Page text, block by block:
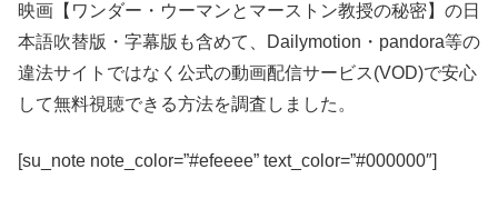
映画【ワンダー・ウーマンとマーストン教授の秘密】の日
本語吹替版・字幕版も含めて、Dailymotion・pandora等の
違法サイトではなく公式の動画配信サービス(VOD)で安心
して無料視聴できる方法を調査しました。
[su_note note_color=”#efeeee” text_color=”#000000″]